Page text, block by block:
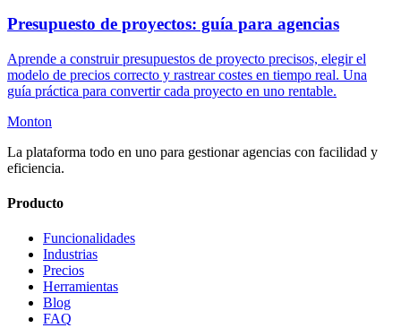
Presupuesto de proyectos: guía para agencias
Aprende a construir presupuestos de proyecto precisos, elegir el
modelo de precios correcto y rastrear costes en tiempo real. Una
guía práctica para convertir cada proyecto en uno rentable.
Monton
La plataforma todo en uno para gestionar agencias con facilidad y
eficiencia.
Producto
Funcionalidades
Industrias
Precios
Herramientas
Blog
FAQ